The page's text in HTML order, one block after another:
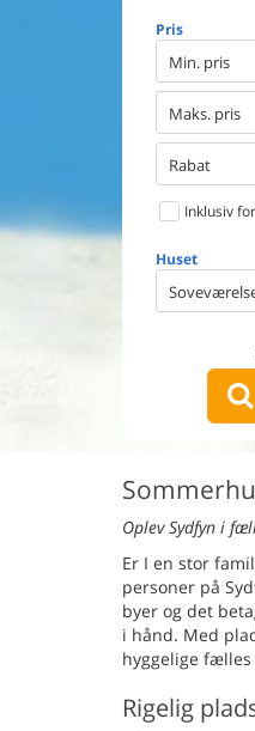
Pris
Min. pris
Maks. pris
Rabat
Inklusiv
Huset
Oplev Sydfyn i
Er I en stor
personer på
byer og det
i hånd. Med
hyggelige
Rigelig